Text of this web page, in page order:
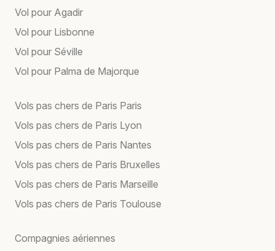
Vol pour Agadir
Vol pour Lisbonne
Vol pour Séville
Vol pour Palma de Majorque
Vols pas chers de Paris Paris
Vols pas chers de Paris Lyon
Vols pas chers de Paris Nantes
Vols pas chers de Paris Bruxelles
Vols pas chers de Paris Marseille
Vols pas chers de Paris Toulouse
Compagnies aériennes